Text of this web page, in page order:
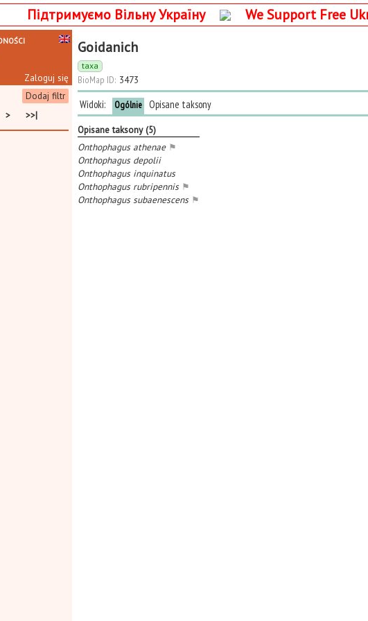
Підтримуємо Вільну Україну We Support Free
Zaloguj się
Dodaj filtr
> >>|
Goidanich
taxa
BioMap ID: 3473
Widoki: Ogólnie Opisane taksony
Opisane taksony (5)
Onthophagus athenae ⚑
Onthophagus depolii
Onthophagus inquinatus
Onthophagus rubripennis ⚑
Onthophagus subaenescens ⚑